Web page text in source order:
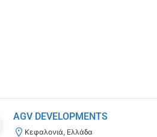
AGV DEVELOPMENTS
Κεφαλονιά, Ελλάδα